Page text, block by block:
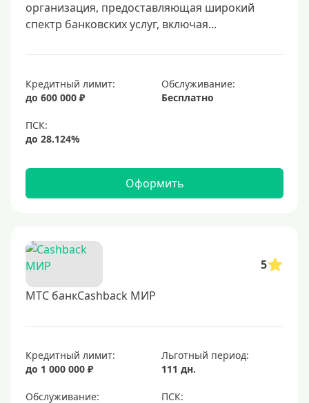
Мир
Platinum
Золотые
Черные
Виртуальные
С бонусами
С кэшбэком на АЗС
С милями
Цель
Для игр
Для покупок
Для путешествий
организация, предоставляющая широкий
спектр банковских услуг, включая...
Кредитный лимит:
до 600 000 ₽
Обслуживание:
Бесплатно
Оформить
5
МТС банкCashback МИР
Кредитный лимит:
до 1 000 000 ₽
Льготный период:
111 дн.
Обслуживание: